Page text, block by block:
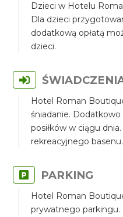
Dzieci w Hotelu
Dla dzieci
dodatkową opłatą
dzieci.
Hotel Roman
śniadanie.
posiłków w ciągu
rekreacyjnego basenu.
PARKING
Hotel Roman
prywatnego parkingu.